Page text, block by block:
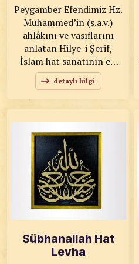
Peygamber Efendimiz Hz.
Muhammed’in (s.a.v.)
ahlâkını ve vasıflarını
anlatan Hilye-i Şerif,
İslam hat sanatının en
kıymetli formlarından
biridir. Bu özel eser; zarif
hat kompozisyonu, ince
tezhip süslemeleri ve
klasik üslubuyla
hazırlanmış olup, hem
estetik hem de manevi
değeri yüksek bir sanat
çalışmasıdır. KOD: 0069
SANATKÂR: Mustafa
Rakım Efendi ÖLÇÜLER:
Basım
detaylı bilgi
Sübhanallah Hat
Levha